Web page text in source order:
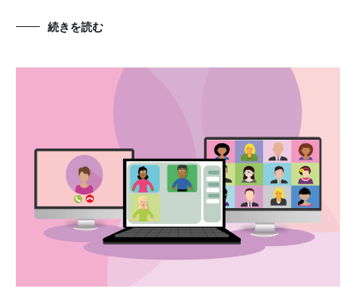
続きを読む